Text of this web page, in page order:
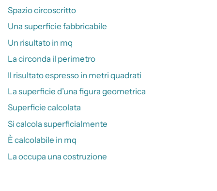
Spazio circoscritto
Una superficie fabbricabile
Un risultato in mq
La circonda il perimetro
Il risultato espresso in metri quadrati
La superficie d’una figura geometrica
Superficie calcolata
Si calcola superficialmente
È calcolabile in mq
La occupa una costruzione